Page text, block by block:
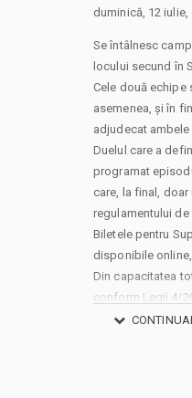
duminică, 12 iulie,
Se întâlnesc
locului secund în
Cele două echipe
asemenea, și în
adjudecat ambele
Duelul care a
programat
care, la final,
regulamentului
Biletele pentru
disponibile
Din capacitatea
conform Legii 4/
timp ce
Universității